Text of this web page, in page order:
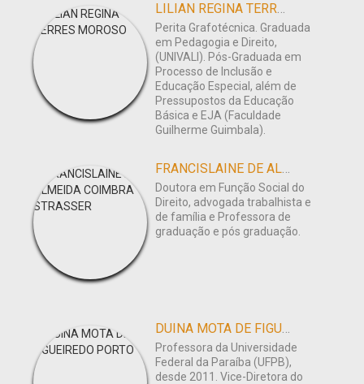
LILIAN REGINA TERRES MOROSO
Perita Grafotécnica. Graduada
em Pedagogia e Direito,
(UNIVALI). Pós-Graduada em
Processo de Inclusão e
Educação Especial, além de
Pressupostos da Educação
Básica e EJA (Faculdade
Guilherme Guimbala).
FRANCISLAINE DE ALMEIDA COIMBRA STRASSER
Doutora em Função Social do
Direito, advogada trabalhista e
de família e Professora de
graduação e pós graduação.
DUINA MOTA DE FIGUEIREDO PORTO
Professora da Universidade
Federal da Paraíba (UFPB),
desde 2011. Vice-Diretora do